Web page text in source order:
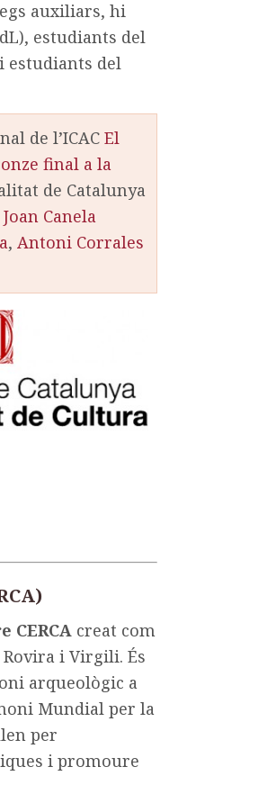
auxiliars, hi
estudiants del
i estudiants del
de l’ICAC El
final a la
de Catalunya
Joan Canela
, Antoni Corrales
CERCA creat com
i Virgili. És
arqueològic a
Mundial per la
per
i promoure